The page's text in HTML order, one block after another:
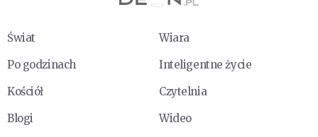
Świat
Wiara
Po godzinach
Inteligentne życie
Kościół
Czytelnia
Blogi
Wideo